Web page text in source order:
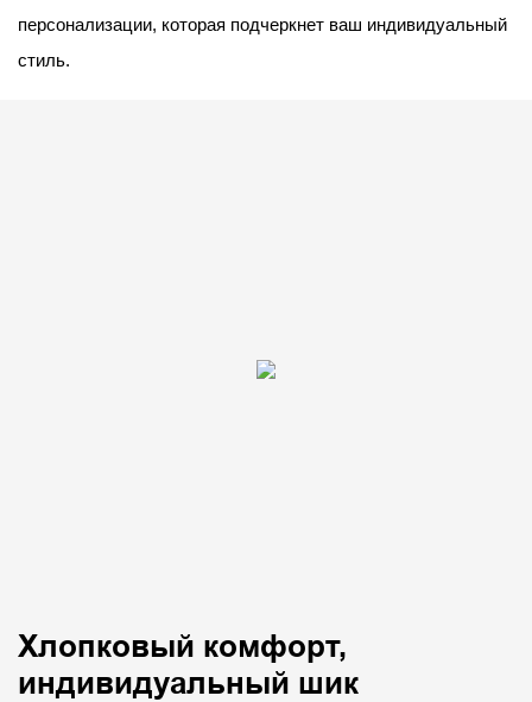
персонализации, которая подчеркнет ваш индивидуальный
стиль.
Хлопковый комфорт,
индивидуальный шик